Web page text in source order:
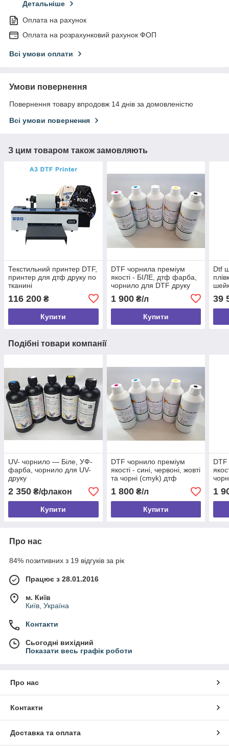
Детальніше
Оплата на рахунок
Оплата на розрахунковий рахунок ФОП
Всі умови оплати
Умови повернення
Повернення товару впродовж 14 днів за домовленістю
Всі умови повернення
З цим товаром також замовляють
Текстильний принтер DTF,
принтер для дтф друку по
тканині
116 200 ₴
Купити
DTF чорнила преміум
якості - БІЛЕ, дтф фарба,
чорнило для DTF друку
1 900₴/л
Купити
Dtf
39
Подібні товари компанії
UV- чорнило — Біле, УФ-
фарба, чорнило для UV-
друку
2 350 ₴/флакон
Купити
DTF чорнило преміум
якості - сині, червоні, жовті
та чорні (cmyk) дтф
фарба, чорнило для DTF
1 800₴/л
Купити
1
Про нас
84% позитивних з 19 відгуків за рік
Працює з 28.01.2016
м. Київ
Київ, Україна
Контакти
Сьогодні вихідний
Показати весь графік роботи
Про нас
Контакти
Доставка та оплата